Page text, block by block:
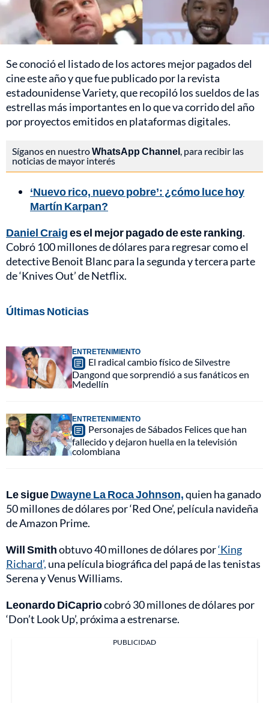
Se conoció el listado de los actores mejor pagados del
cine este año y que fue publicado por la revista
estadounidense Variety, que recopiló los sueldos de las
estrellas más importantes en lo que va corrido del año
por proyectos emitidos en plataformas digitales.
Síganos en nuestroWhatsApp Channel , para recibir las
noticias de mayor interés
‘Nuevo rico, nuevo pobre’: ¿cómo luce hoy
Martín Karpan?
Daniel Craiges el mejor pagado de este ranking.
Cobró 100 millones de dólares para regresar como el
detective Benoit Blanc para la segunda y tercera parte
de ‘Knives Out’ de Netflix.
Últimas Noticias
ENTRETENIMIENTO
El radical cambio físico de Silvestre
Dangond que sorprendió a sus fanáticos en
Medellín
ENTRETENIMIENTO
Personajes de Sábados Felices que han
fallecido y dejaron huella en la televisión
colombiana
Le sigueDwayne La Roca Johnson,quien ha ganado
50 millones de dólares por ‘Red One’, película navideña
de Amazon Prime.
Will Smithobtuvo 40 millones de dólares por‘King
Richard’, una película biográfica del papá de las tenistas
Serena y Venus Williams.
Leonardo DiCapriocobró 30 millones de dólares por
‘Don’t Look Up’, próxima a estrenarse.
PUBLICIDAD